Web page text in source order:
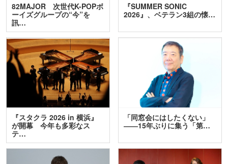
82MAJOR 次世代K-POPボ
ーイズグループの“今”を
訊…
『SUMMER SONIC
2026』、ベテラン3組の懐…
『スタクラ 2026 in 横浜』
が開幕 今年も多彩なス
テ…
「同窓会にはしたくない」
――15年ぶりに集う「第…